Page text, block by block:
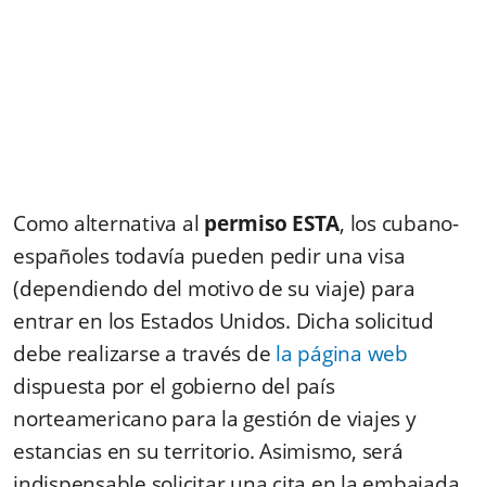
Como alternativa al permiso ESTA, los cubano-
españoles todavía pueden pedir una visa
(dependiendo del motivo de su viaje) para
entrar en los Estados Unidos. Dicha solicitud
debe realizarse a través de la página web
dispuesta por el gobierno del país
norteamericano para la gestión de viajes y
estancias en su territorio. Asimismo, será